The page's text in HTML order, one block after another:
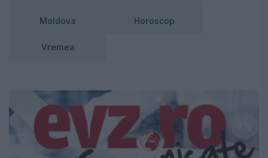
Moldova Horoscop
Vremea